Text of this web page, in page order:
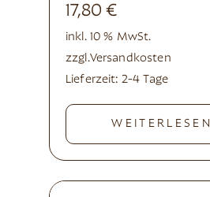
17,80 €
inkl. 10 % MwSt.
zzgl.Versandkosten
Lieferzeit: 2-4 Tage
WEITERLESEN